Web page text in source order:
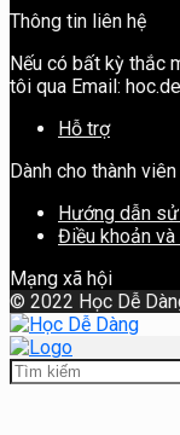
Thông tin liên hệ
Nếu có bất kỳ thắc
tôi qua Email:
Hỗ trợ
Dành cho thành viên
Hướng dẫn
Điều khoản
Mạng xã hội
© 2022 Học Dễ